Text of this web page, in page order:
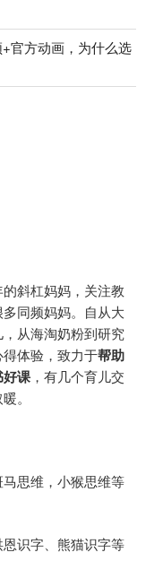
+官方动画，为什么选
斜杠妈妈，关注教
同频妈妈。自从大
从海淘奶粉到研究
体验，致力于帮助
课 ，有几个育儿交
。
思维，小猴思维等
识字、熊猫识字等